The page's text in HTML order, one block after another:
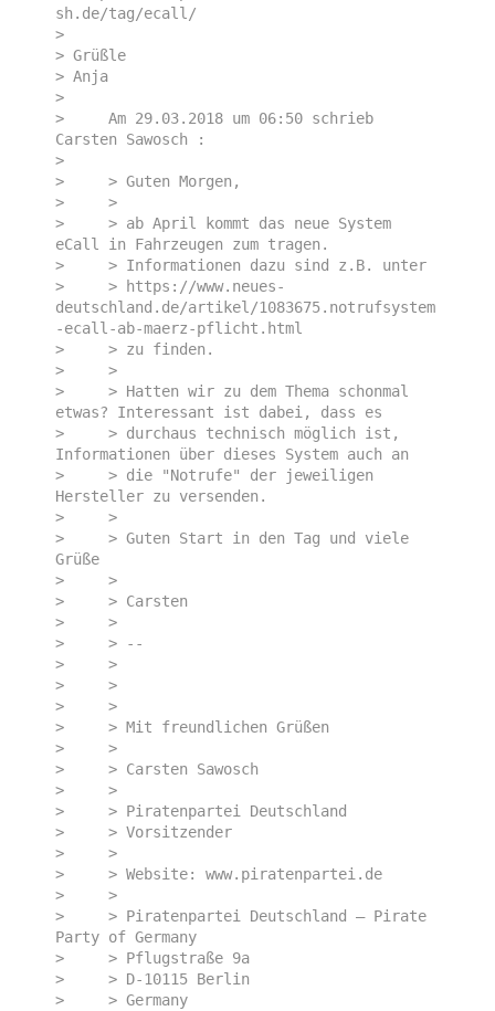
sh.de/tag/ecall/
>
> Grüßle
> Anja
>
>     Am 29.03.2018 um 06:50 schrieb
Carsten Sawosch :
>
>     > Guten Morgen,
>     >
>     > ab April kommt das neue System
eCall in Fahrzeugen zum tragen.
>     > Informationen dazu sind z.B. unter
>     > https://www.neues-
deutschland.de/artikel/1083675.notrufsystem
-ecall-ab-maerz-pflicht.html
>     > zu finden.
>     >
>     > Hatten wir zu dem Thema schonmal
etwas? Interessant ist dabei, dass es
>     > durchaus technisch möglich ist,
Informationen über dieses System auch an
>     > die "Notrufe" der jeweiligen
Hersteller zu versenden.
>     >
>     > Guten Start in den Tag und viele
Grüße
>     >
>     > Carsten
>     >
>     > --
>     >
>     >
>     >
>     > Mit freundlichen Grüßen
>     >
>     > Carsten Sawosch
>     >
>     > Piratenpartei Deutschland
>     > Vorsitzender
>     >
>     > Website: www.piratenpartei.de
>     >
>     > Piratenpartei Deutschland – Pirate
Party of Germany
>     > Pflugstraße 9a
>     > D-10115 Berlin
>     > Germany